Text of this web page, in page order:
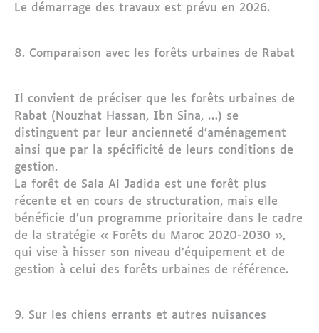
Le démarrage des travaux est prévu en 2026.
8. Comparaison avec les forêts urbaines de Rabat
Il convient de préciser que les forêts urbaines de
Rabat (Nouzhat Hassan, Ibn Sina, …) se
distinguent par leur ancienneté d’aménagement
ainsi que par la spécificité de leurs conditions de
gestion.
La forêt de Sala Al Jadida est une forêt plus
récente et en cours de structuration, mais elle
bénéficie d’un programme prioritaire dans le cadre
de la stratégie « Forêts du Maroc 2020-2030 »,
qui vise à hisser son niveau d’équipement et de
gestion à celui des forêts urbaines de référence.
9. Sur les chiens errants et autres nuisances